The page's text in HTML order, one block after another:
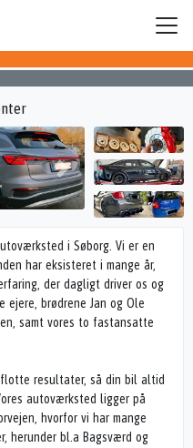
i Søborg. Vi er en
har eksisteret i mange år,
der dagligt driver os og
ejere, brødrene Jan og Ole
samt vores to fastansatte
resultater, så din bil altid
autoværksted ligger på
hvorfor vi har mange
herunder bl.a Bagsværd og